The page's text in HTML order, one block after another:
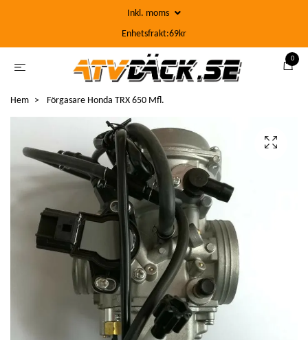
Inkl. moms
Enhetsfrakt:69kr
0
Hem Förgasare Honda TRX 650 Mfl.